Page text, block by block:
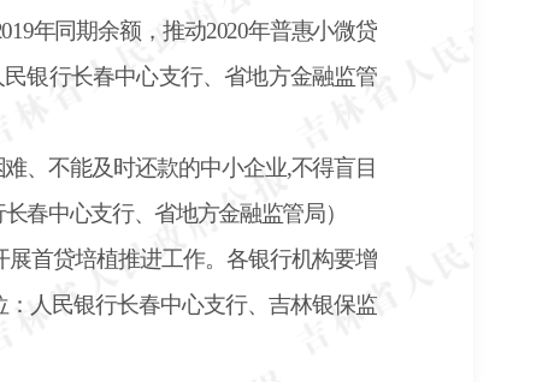
年同期余额，推动2020年普惠小微贷
银行长春中心支行、省地方金融监管
、不能及时还款的中小企业,不得盲目
春中心支行、省地方金融监管局）
展首贷培植推进工作。各银行机构要增
人民银行长春中心支行、吉林银保监